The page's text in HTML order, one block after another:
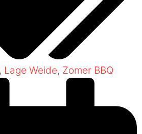
Lage Weide, Zomer BBQ